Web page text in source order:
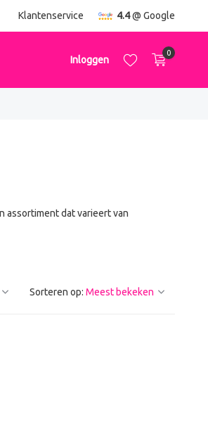
Klantenservice 4.4@ Google
Inloggen
0
assortiment dat varieert van
Sorteren op: